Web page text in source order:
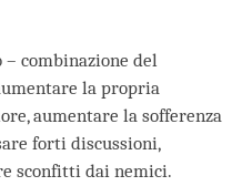
combinazione del
la propria
aumentare la sofferenza
forti discussioni,
sconfitti dai nemici.